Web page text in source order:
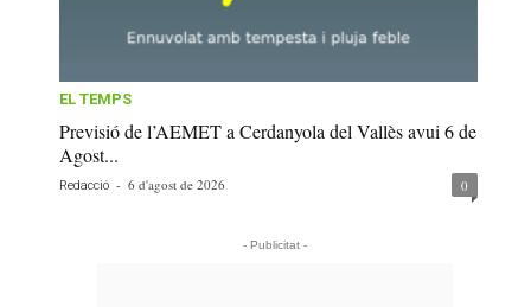
EL TEMPS
Previsió de l’AEMET a Cerdanyola del Vallès avui 6 de
Agost...
Redacció - 6 d'agost de 2026 0
- Publicitat -